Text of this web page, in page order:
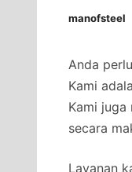
manofsteel
Anda
Kami
Kami juga
secara
Layanan